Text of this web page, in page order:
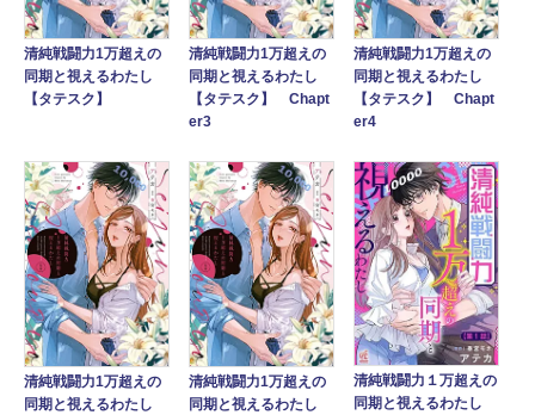
清純戦闘力1万超えの
同期と視えるわたし
【タテスク】
清純戦闘力1万超えの
同期と視えるわたし
【タテスク】 Chapt
er3
清純戦闘力1万超えの
同期と視えるわたし
【タテスク】 Chapt
er4
清純戦闘力1万超えの
同期と視えるわたし
清純戦闘力1万超えの
同期と視えるわたし
清純戦闘力１万超えの
同期と視えるわたし